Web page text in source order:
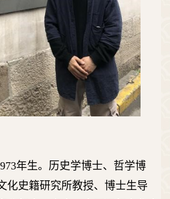
年生。历史学博士、哲学博
化史籍研究所教授、博士生导